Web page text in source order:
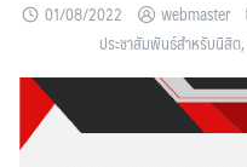
01/08/2022 webmaster
ประชาสัมพันธ์สำหรับนิสิต,